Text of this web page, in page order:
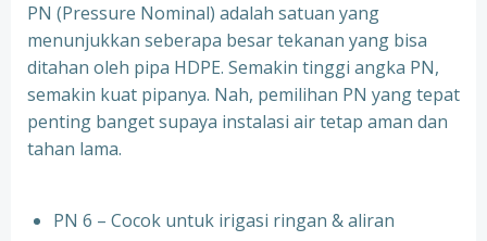
PN (Pressure Nominal) adalah satuan yang
menunjukkan seberapa besar tekanan yang bisa
ditahan oleh pipa HDPE. Semakin tinggi angka PN,
semakin kuat pipanya. Nah, pemilihan PN yang tepat
penting banget supaya instalasi air tetap aman dan
tahan lama.
PN 6 – Cocok untuk irigasi ringan & aliran